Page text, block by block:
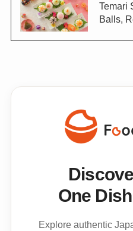
Temari
Balls,
One
Explore authentic